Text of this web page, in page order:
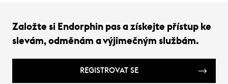
Založte si Endorphin pas a získejte přístup ke
slevám, odměnám a výjimečným službám.
REGISTROVAT SE